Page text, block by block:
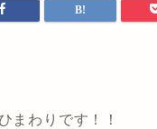
まわりです！！